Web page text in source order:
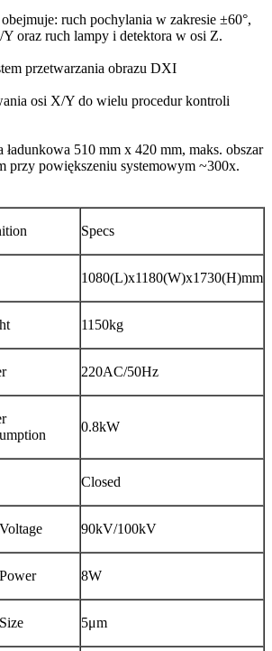
ruch pochylania w zakresie ±60°,
Y oraz ruch lampy i detektora w osi Z.
przetwarzania obrazu DXI
osi X/Y do wielu procedur kontroli
510 mm x 420 mm, maks. obszar
przy powiększeniu systemowym ~300x.
Specs
1080(L)x1180(W)x1730(H)mm
1150kg
220AC/50Hz
0.8kW
Closed
90kV/100kV
8W
5μm